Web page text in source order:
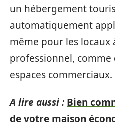
un hébergement
automatiquement
même pour les locaux
professionnel,
espaces commerciaux.
A lire aussi : Bien
de votre maison